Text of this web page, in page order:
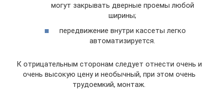
могут закрывать дверные проемы любой
ширины;
передвижение внутри кассеты легко
автоматизируется.
К отрицательным сторонам следует отнести очень и
очень высокую цену и необычный, при этом очень
трудоемкий, монтаж.